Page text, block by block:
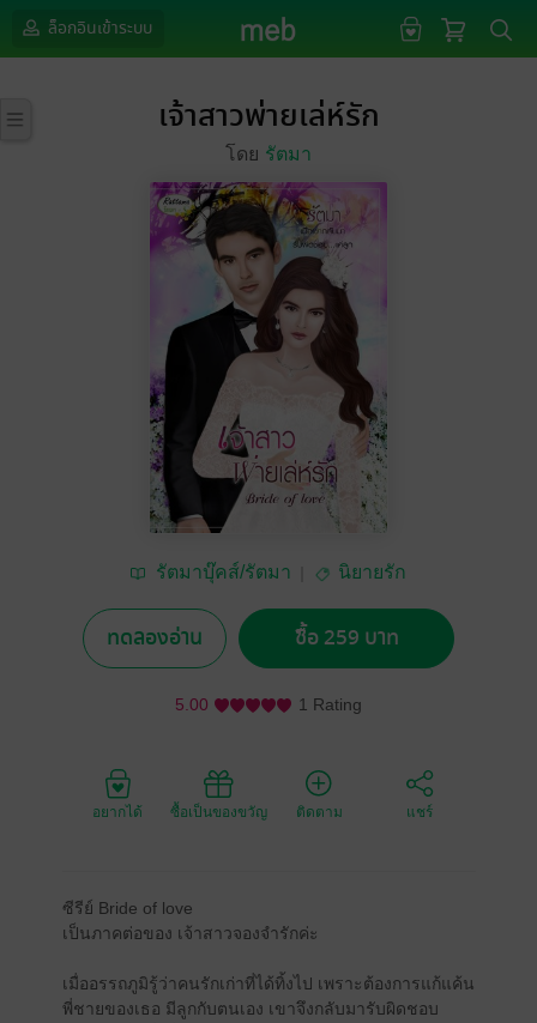
ล็อกอินเข้าระบบ
เจ้าสาวพ่ายเล่ห์รัก
โดย รัตมา
รัตมาบุ๊คส์/รัตมา นิยายรัก
ทดลองอ่าน ซื้อ 259 บาท
5.00 1 Rating
อยากได้ ซื้อเป็นของขวัญ ติดตาม แชร์
ซีรีย์ Bride of love
เป็นภาคต่อของ เจ้าสาวจองจำรักค่ะ
เมื่ออรรถภูมิรู้ว่าคนรักเก่าที่ได้ทิ้งไป เพราะต้องการแก้แค้น
พี่ชายของเธอ มีลูกกับตนเอง เขาจึงกลับมารับผิดชอบ